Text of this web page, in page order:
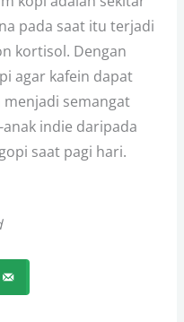
pada saat itu terjadi
kortisol. Dengan
agar kafein dapat
semangat
indie daripada
saat pagi hari.